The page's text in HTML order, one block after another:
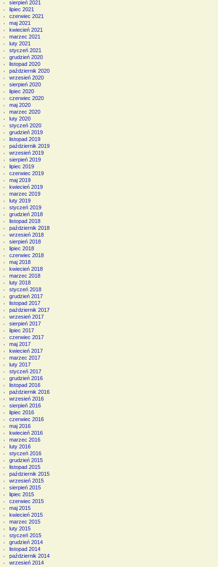
sierpień 2021
lipiec 2021
czerwiec 2021
maj 2021
kwiecień 2021
marzec 2021
luty 2021
styczeń 2021
grudzień 2020
listopad 2020
październik 2020
wrzesień 2020
sierpień 2020
lipiec 2020
czerwiec 2020
maj 2020
marzec 2020
luty 2020
styczeń 2020
grudzień 2019
listopad 2019
październik 2019
wrzesień 2019
sierpień 2019
lipiec 2019
czerwiec 2019
maj 2019
kwiecień 2019
marzec 2019
luty 2019
styczeń 2019
grudzień 2018
listopad 2018
październik 2018
wrzesień 2018
sierpień 2018
lipiec 2018
czerwiec 2018
maj 2018
kwiecień 2018
marzec 2018
luty 2018
styczeń 2018
grudzień 2017
listopad 2017
październik 2017
wrzesień 2017
sierpień 2017
lipiec 2017
czerwiec 2017
maj 2017
kwiecień 2017
marzec 2017
luty 2017
styczeń 2017
grudzień 2016
listopad 2016
październik 2016
wrzesień 2016
sierpień 2016
lipiec 2016
czerwiec 2016
maj 2016
kwiecień 2016
marzec 2016
luty 2016
styczeń 2016
grudzień 2015
listopad 2015
październik 2015
wrzesień 2015
sierpień 2015
lipiec 2015
czerwiec 2015
maj 2015
kwiecień 2015
marzec 2015
luty 2015
styczeń 2015
grudzień 2014
listopad 2014
październik 2014
wrzesień 2014